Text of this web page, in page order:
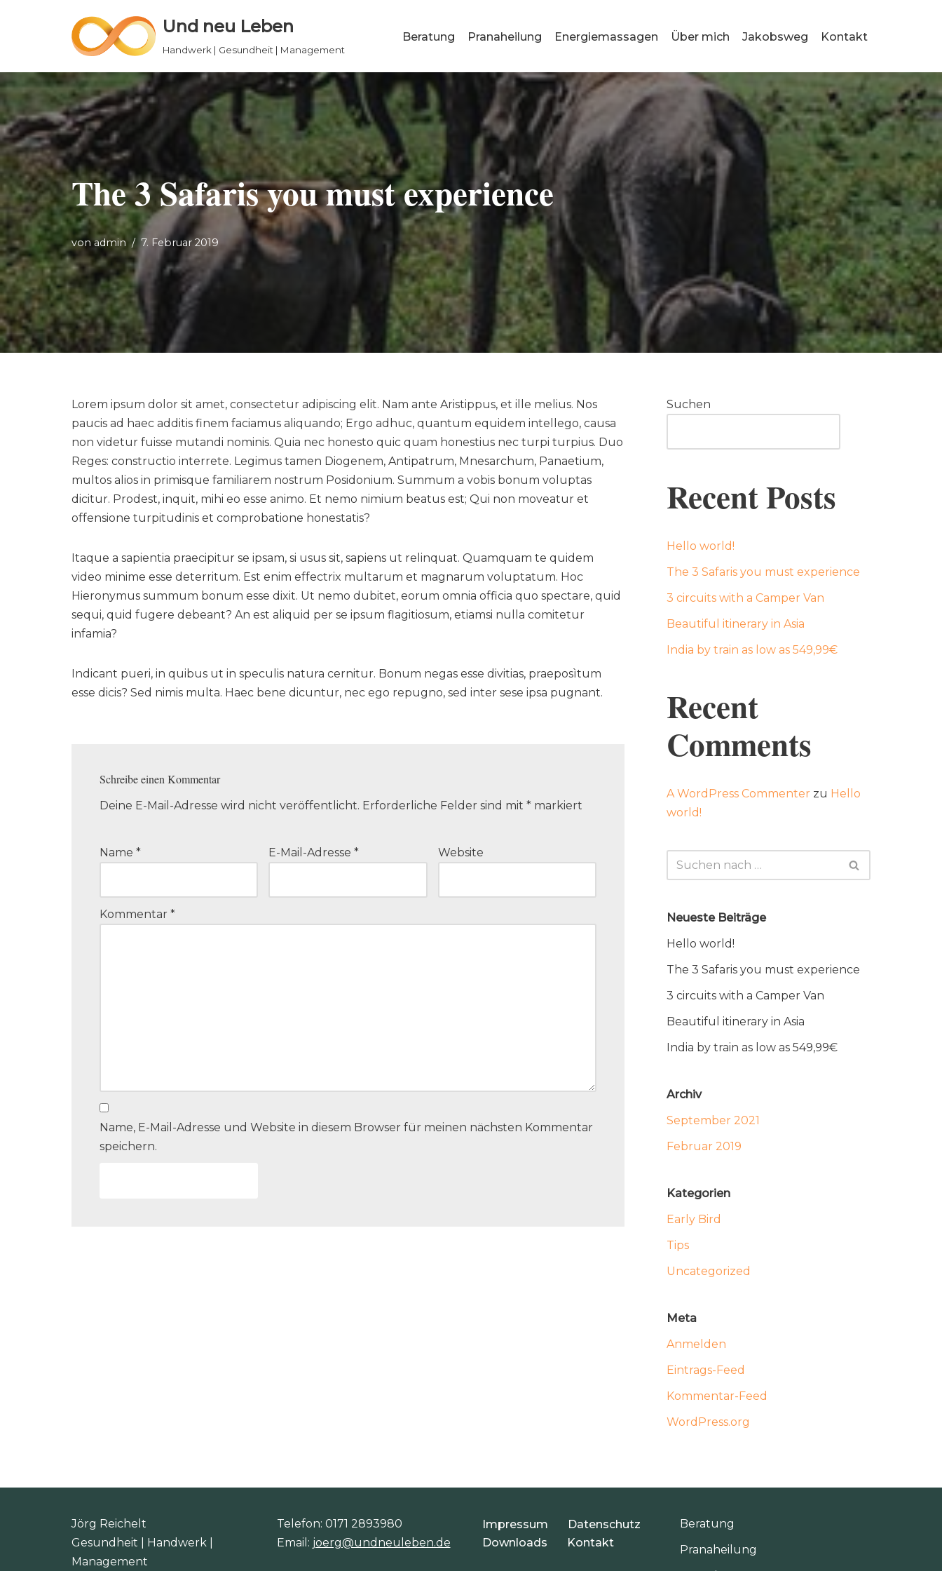
springen
Und neu Leben
Handwerk | Gesundheit | Management
Beratung Pranaheilung Energiemassagen Über mich Jakobsweg Kontakt
The 3 Safaris you must experience
vonadmin 7. Februar 2019
Lorem ipsum dolor sit amet, consectetur adipiscing elit. Nam ante Aristippus, et ille melius. Nos
paucis ad haec additis finem faciamus aliquando; Ergo adhuc, quantum equidem intellego, causa
non videtur fuisse mutandi nominis. Quia nec honesto quic quam honestius nec turpi turpius. Duo
Reges: constructio interrete. Legimus tamen Diogenem, Antipatrum, Mnesarchum, Panaetium,
multos alios in primisque familiarem nostrum Posidonium. Summum a vobis bonum voluptas
dicitur. Prodest, inquit, mihi eo esse animo. Et nemo nimium beatus est; Qui non moveatur et
offensione turpitudinis et comprobatione honestatis?
Itaque a sapientia praecipitur se ipsam, si usus sit, sapiens ut relinquat. Quamquam te quidem
video minime esse deterritum. Est enim effectrix multarum et magnarum voluptatum. Hoc
Hieronymus summum bonum esse dixit. Ut nemo dubitet, eorum omnia officia quo spectare, quid
sequi, quid fugere debeant? An est aliquid per se ipsum flagitiosum, etiamsi nulla comitetur
infamia?
Indicant pueri, in quibus ut in speculis natura cernitur. Bonum negas esse divitias, praeposìtum
esse dicis? Sed nimis multa. Haec bene dicuntur, nec ego repugno, sed inter sese ipsa pugnant.
Schreibe einen Kommentar
Deine E-Mail-Adresse wird nicht veröffentlicht. Erforderliche Felder sind mit * markiert
Name * E-Mail-Adresse* Website
Kommentar *
Name, E-Mail-Adresse und Website in diesem Browser für meinen nächsten Kommentar
speichern.
Suchen
Recent Posts
Hello world!
The 3 Safaris you must experience
3 circuits with a Camper Van
Beautiful itinerary in Asia
India by train as low as 549,99€
Recent
Comments
A WordPress Commenter zu Hello
world!
Neueste Beiträge
Hello world!
The 3 Safaris you must experience
3 circuits with a Camper Van
Beautiful itinerary in Asia
India by train as low as 549,99€
Archiv
September 2021
Februar 2019
Kategorien
Early Bird
Tips
Uncategorized
Meta
Anmelden
Eintrags-Feed
Kommentar-Feed
WordPress.org
Jörg Reichelt
Gesundheit | Handwerk |
Management
Telefon: 0171 2893980
Email: joerg@undneuleben.de
Impressum
Datenschutz
Downloads
Kontakt
Beratung
Pranaheilung